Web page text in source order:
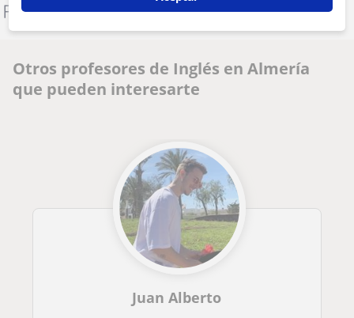
Denunciar este perfil
Otros profesores de Inglés en Almería
que pueden interesarte
Juan Alberto